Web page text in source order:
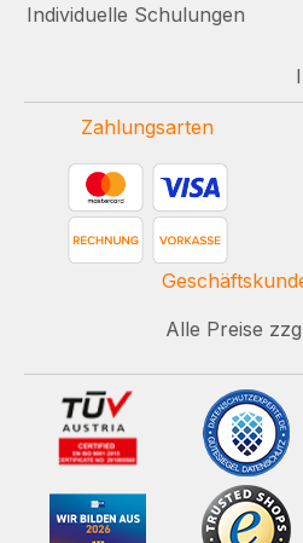
Individuelle Schulungen
Zahlungsarten
Alle Preise